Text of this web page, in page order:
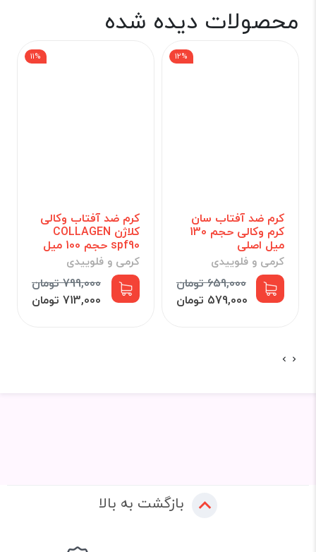
محصولات دیده شده
کرم ضد آفتاب سان
کرم وکالی حجم 130
میل اصلی
کرمی و فلوییدی
659,000 تومان
12%
579,000 تومان
کرم ضد آفتاب وکالی
کلاژن COLLAGEN
spf90 حجم 100 میل
کرمی و فلوییدی
799,000 تومان
11%
713,000 تومان
بازگشت به بالا